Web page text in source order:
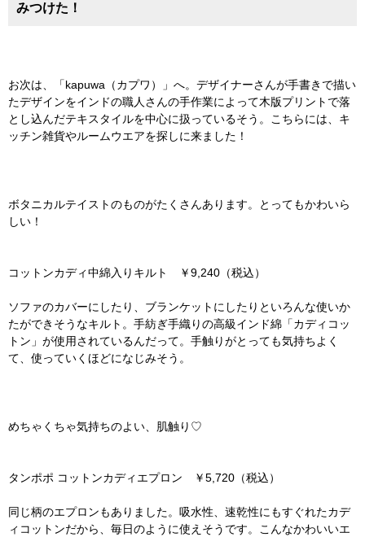
みつけた！
お次は、「kapuwa（カプワ）」へ。デザイナーさんが手書きで描い
たデザインをインドの職人さんの手作業によって木版プリントで落
とし込んだテキスタイルを中心に扱っているそう。こちらには、キ
ッチン雑貨やルームウエアを探しに来ました！
ボタニカルテイストのものがたくさんあります。とってもかわいら
しい！
コットンカディ中綿入りキルト ￥9,240（税込）
ソファのカバーにしたり、ブランケットにしたりといろんな使いか
たができそうなキルト。手紡ぎ手織りの高級インド綿「カディコッ
トン」が使用されているんだって。手触りがとっても気持ちよく
て、使っていくほどになじみそう。
めちゃくちゃ気持ちのよい、肌触り♡
タンポポ コットンカディエプロン ￥5,720（税込）
同じ柄のエプロンもありました。吸水性、速乾性にもすぐれたカデ
ィコットンだから、毎日のように使えそうです。こんなかわいいエ